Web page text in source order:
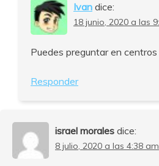
Ivan dice:
18 junio, 2020 a las
Puedes preguntar en
Responder
israel morales dice:
8 julio, 2020 a las 4:38 am